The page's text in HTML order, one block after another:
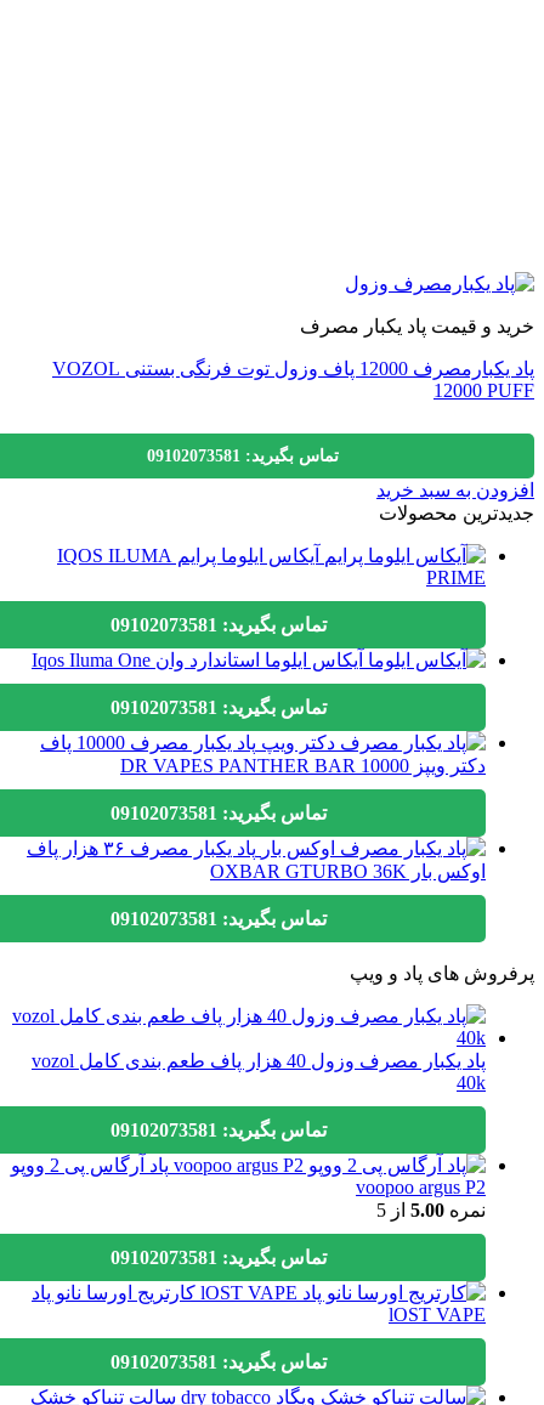
و قیمت پاد یکبار مصرف
پاد یکبارمصرف 12000 پاف وزول توت فرنگی بستنی VOZOL
12000
تماس بگیرید: 09102073581
به سبد خرید
محصولات
آیکاس ایلوما پرایم IQOS ILUMA
PRIME
تماس بگیرید: 09102073581
آیکاس ایلوما استاندارد وان Iqos Iluma One
تماس بگیرید: 09102073581
پاد یکبار مصرف 10000 پاف
دکتر ویپز DR VAPES PANTHER BAR 10000
تماس بگیرید: 09102073581
پاد یکبار مصرف ۳۶ هزار پاف
اوکس بار OXBAR GTURBO 36K
تماس بگیرید: 09102073581
های پاد و ویپ
پاد یکبار مصرف وزول 40 هزار پاف طعم بندی کامل vozol
تماس بگیرید: 09102073581
پاد آرگاس پی 2 ووپو
voopoo argus P2
نمره5.00 از 5
تماس بگیرید: 09102073581
کارتریج اورسا نانو پاد
lOST VAPE
تماس بگیرید: 09102073581
سالت تنباکو خشک